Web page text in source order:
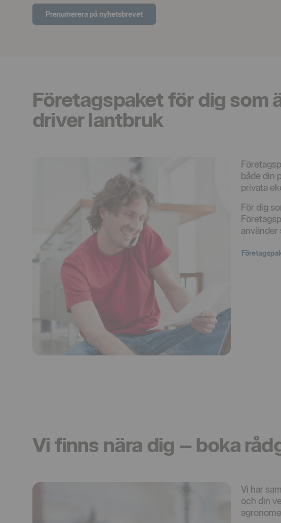
Prenumerera på nyhetsbrevet
Företagspaket för dig som
driver lantbruk
både din
privata
För dig
använder
Vi finns nära dig – boka
Vi har
och din